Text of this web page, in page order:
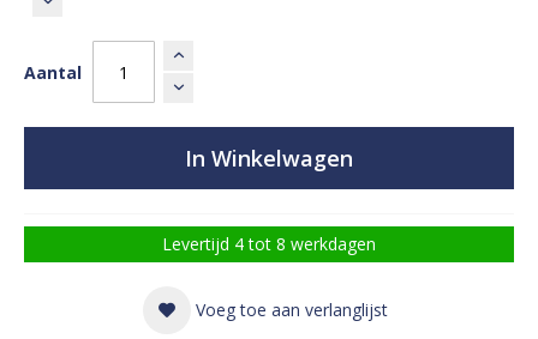
Aantal
In Winkelwagen
Levertijd 4 tot 8 werkdagen
Voeg toe aan verlanglijst